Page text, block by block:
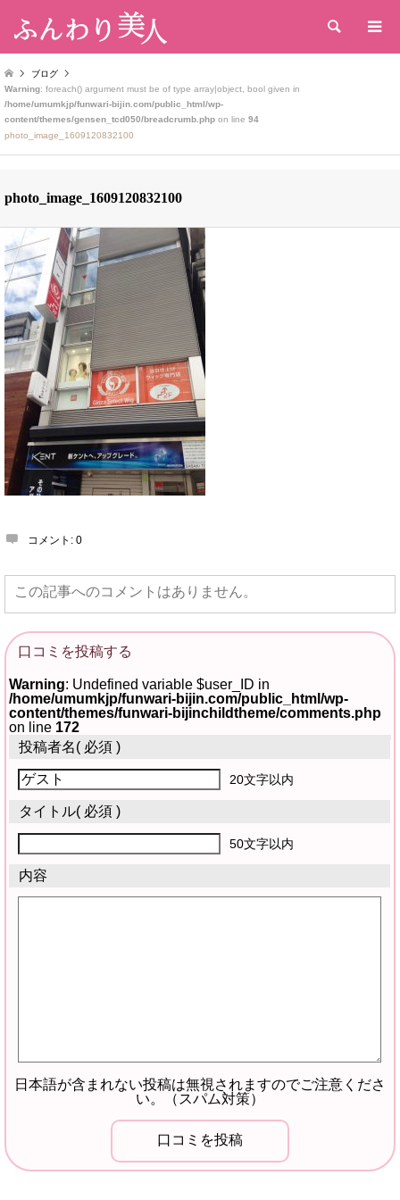
検索
ブログ
Warning: foreach() argument must be of type array|object, bool given in
/home/umumkjp/funwari-bijin.com/public_html/wp-
content/themes/gensen_tcd050/breadcrumb.php on line 94
photo_image_1609120832100
photo_image_1609120832100
コメント: 0
この記事へのコメントはありません。
口コミを投稿する
Warning : Undefined variable $user_ID in
/home/umumkjp/funwari-bijin.com/public_html/wp-
content/themes/funwari-bijinchildtheme/comments.php
on line 172
投稿者名( 必須 )
20文字以内
タイトル( 必須 )
50文字以内
内容
日本語が含まれない投稿は無視されますのでご注意くださ
い。（スパム対策）